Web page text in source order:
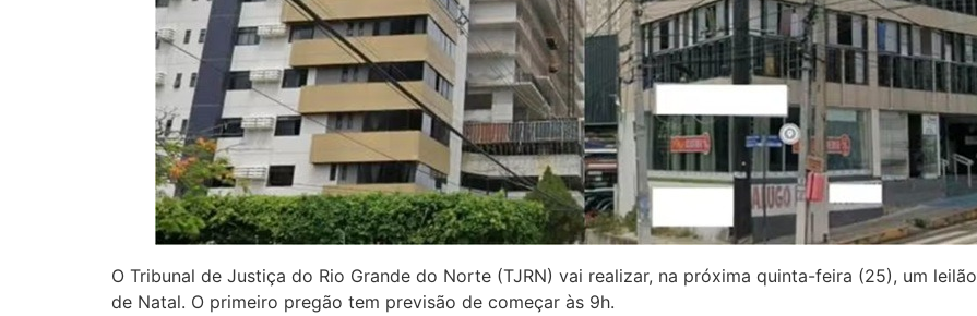
O Tribunal de Justiça do Rio Grande do Norte (TJRN) vai realizar, na próxima quinta-feira (25), um
de Natal. O primeiro pregão tem previsão de começar às 9h.